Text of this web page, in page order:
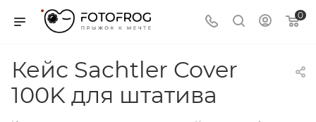
0
Кейс Sachtler Cover
100K для штатива